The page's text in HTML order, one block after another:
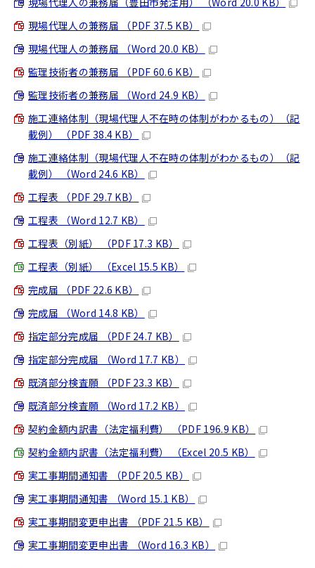
現場代理人の兼務届 （PDF 37.5 KB）
現場代理人の兼務届 （Word 20.0 KB）
監理技術者の兼務届 （PDF 60.6 KB）
監理技術者の兼務届 （Word 24.9 KB）
施工連絡体制（現場代理人不在時の体制がわかるもの）（記
載例） （PDF 38.4 KB）
施工連絡体制（現場代理人不在時の体制がわかるもの）（記
載例） （Word 24.6 KB）
工程表 （PDF 29.7 KB）
工程表 （Word 12.7 KB）
工程表（別紙） （PDF 17.3 KB）
工程表（別紙） （Excel 15.5 KB）
完成届 （PDF 22.6 KB）
完成届 （Word 14.8 KB）
指定部分完成届 （PDF 24.7 KB）
指定部分完成届 （Word 17.7 KB）
既済部分検査願 （PDF 23.3 KB）
既済部分検査願 （Word 17.2 KB）
契約金額内訳書（法定福利費） （PDF 196.9 KB）
契約金額内訳書（法定福利費） （Excel 20.5 KB）
実工事期間通知書 （PDF 20.5 KB）
実工事期間通知書 （Word 15.1 KB）
実工事期間変更申出書 （PDF 21.5 KB）
実工事期間変更申出書 （Word 16.3 KB）